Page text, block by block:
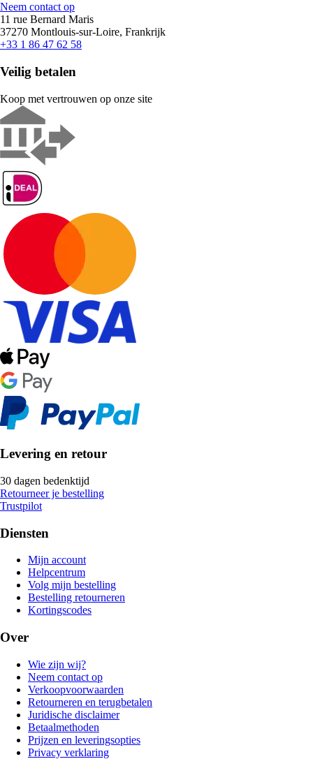
Neem contact op
11 rue Bernard Maris
37270 Montlouis-sur-Loire, Frankrijk
+33 1 86 47 62 58
Veilig betalen
Koop met vertrouwen op onze site
Levering en retour
30 dagen bedenktijd
Retourneer je bestelling
Trustpilot
Diensten
Mijn account
Helpcentrum
Volg mijn bestelling
Bestelling retourneren
Kortingscodes
Over
Wie zijn wij?
Neem contact op
Verkoopvoorwaarden
Retourneren en terugbetalen
Juridische disclaimer
Betaalmethoden
Prijzen en leveringsopties
Privacy verklaring